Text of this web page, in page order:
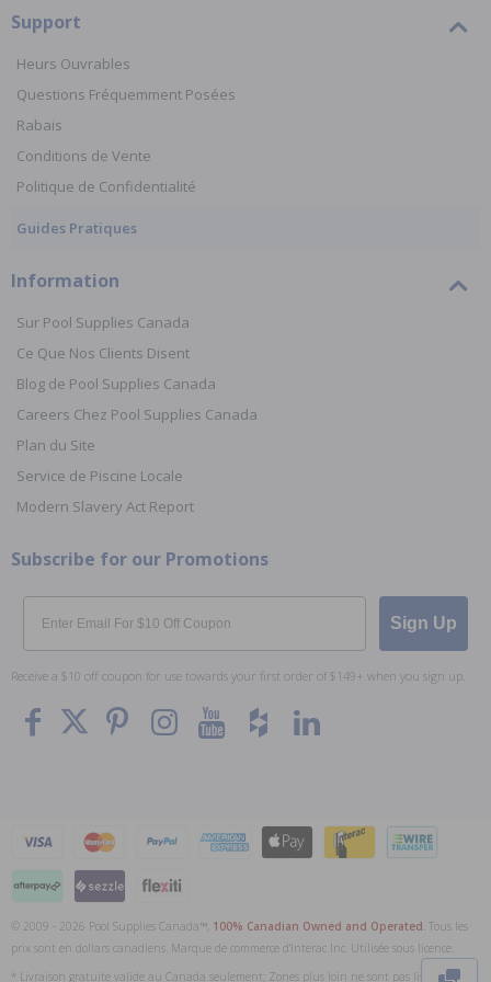
To The
Top
Support
Heurs Ouvrables
Questions Fréquemment Posées
Rabais
Conditions de Vente
Politique de Confidentialité
Guides Pratiques
Information
Sur Pool Supplies Canada
Ce Que Nos Clients Disent
Blog de Pool Supplies Canada
Careers Chez Pool Supplies Canada
Plan du Site
Service de Piscine Locale
Modern Slavery Act Report
Subscribe for our Promotions
Email
Sign Up
Receive a $10 off coupon for use towards your first order of $149+ when you sign up.
© 2009 - 2026 Pool Supplies Canada™, 100% Canadian Owned and Operated . Tous les
prix sont en dollars canadiens. Marque de commerce d'Interac Inc. Utilisée sous licence.
* Livraison gratuite valide au Canada seulement; Zones plus loin ne sont pas livrées